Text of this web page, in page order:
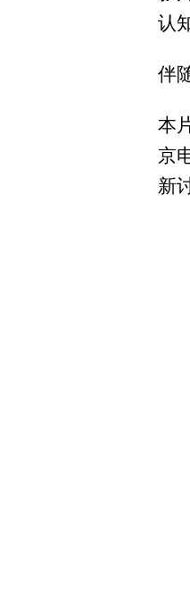
认
伴
本
京
新